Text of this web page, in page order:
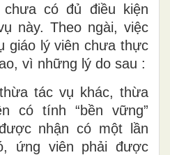
có đủ điều kiện
này. Theo ngài, việc
giáo lý viên chưa thực
vì những lý do sau :
tác vụ khác, thừa
có tính “bền vững”
nhận có một lần
ứng viên phải được